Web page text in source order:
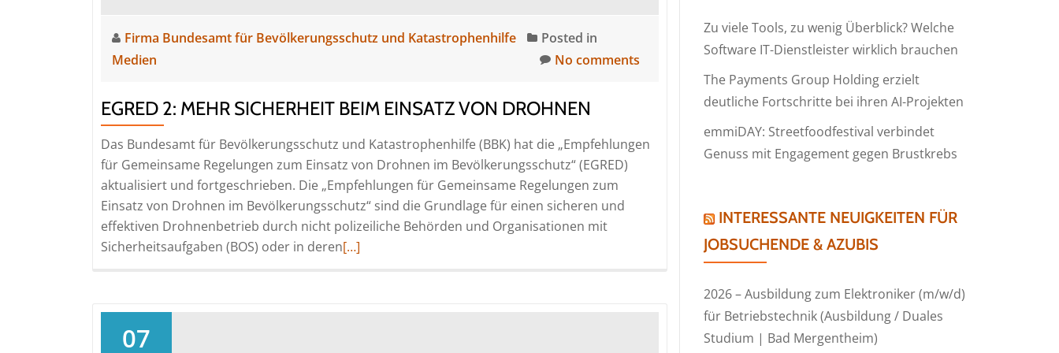
Firma Bundesamt für Bevölkerungsschutz und Katastrophenhilfe
Posted in
Medien
No comments
EGRED 2: MEHR SICHERHEIT BEIM EINSATZ VON DROHNEN
Das Bundesamt für Bevölkerungsschutz und Katastrophenhilfe (BBK) hat die „Empfehlungen
für Gemeinsame Regelungen zum Einsatz von Drohnen im Bevölkerungsschutz“ (EGRED)
aktualisiert und fortgeschrieben. Die „Empfehlungen für Gemeinsame Regelungen zum
Einsatz von Drohnen im Bevölkerungsschutz“ sind die Grundlage für einen sicheren und
effektiven Drohnenbetrieb durch nicht polizeiliche Behörden und Organisationen mit
Sicherheitsaufgaben (BOS) oder in derenRead
[…]
07
Zu viele Tools, zu wenig Überblick? Welche
Software IT-Dienstleister wirklich brauchen
The Payments Group Holding erzielt
deutliche Fortschritte bei ihren AI-Projekten
emmiDAY: Streetfoodfestival verbindet
Genuss mit Engagement gegen Brustkrebs
INTERESSANTE NEUIGKEITEN FÜR
JOBSUCHENDE & AZUBIS
2026 – Ausbildung zum Elektroniker (m/w/d)
für Betriebstechnik (Ausbildung / Duales
Studium | Bad Mergentheim)